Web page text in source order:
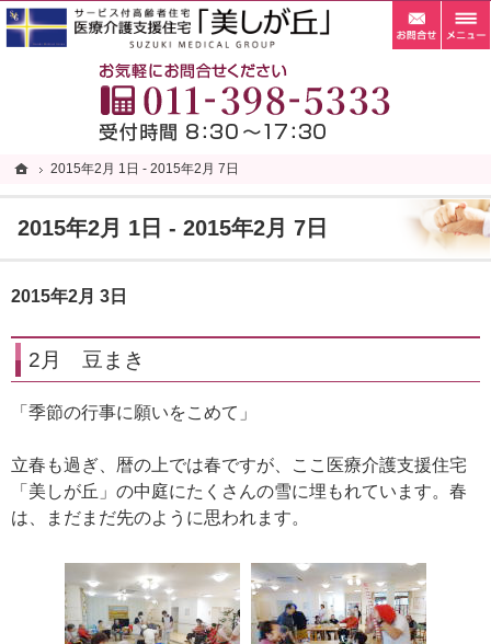
ホーム
2015年2月 1日 - 2015年2月 7日
2015年2月 1日 - 2015年2月 7日
札幌市清田区の老人ホーム・サービス付き高齢者向け住宅・サ高住なら当施設へ。
札幌市清田区の老人ホーム・サービス付き高齢者向け住宅・サ高住なら自家菜園がある「
2015年2月 3日
2月 豆まき
「季節の行事に願いをこめて」
立春も過ぎ、暦の上では春ですが、ここ医療介護支援住宅
「美しが丘」の中庭にたくさんの雪に埋もれています。春
は、まだまだ先のように思われます。
お
ホーム
2015年2月 1日 - 2015年2月 7日